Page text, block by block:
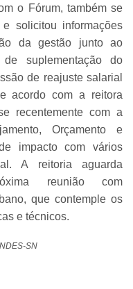
o Fórum, também se
solicitou informações
da gestão junto ao
suplementação do
de reajuste salarial
acordo com a reitora
recentemente com a
Orçamento e
impacto com vários
A reitoria aguarda
reunião com
que contemple os
e técnicos.
ANDES-SN